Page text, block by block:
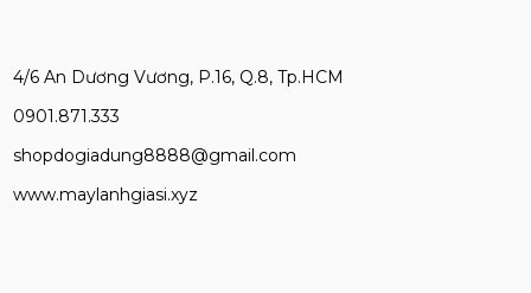
4/6 An Dương Vương, P.16, Q.8, Tp.HCM
0901.871.333
shopdogiadung8888@gmail.com
www.maylanhgiasi.xyz